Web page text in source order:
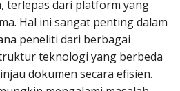
terlepas dari platform yang
Hal ini sangat penting dalam
peneliti dari berbagai
teknologi yang berbeda
dokumen secara efisien.